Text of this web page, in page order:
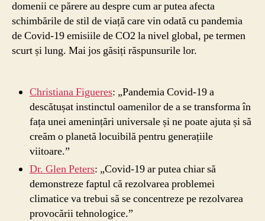
domenii ce părere au despre cum ar putea afecta
schimbările de stil de viață care vin odată cu pandemia
de Covid-19 emisiile de CO2 la nivel global, pe termen
scurt și lung. Mai jos găsiți răspunsurile lor.
Christiana Figueres: „Pandemia Covid-19 a
descătușat instinctul oamenilor de a se transforma în
fața unei amenințări universale și ne poate ajuta și să
creăm o planetă locuibilă pentru generațiile
viitoare.”
Dr. Glen Peters: „Covid-19 ar putea chiar să
demonstreze faptul că rezolvarea problemei
climatice va trebui să se concentreze pe rezolvarea
provocării tehnologice.”